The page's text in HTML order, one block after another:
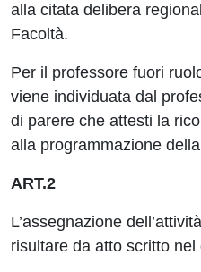
alla citata delibera
Facoltà.
Per il professore fuori
viene individuata dal
di parere che attesti la
alla programmazione
ART.2
L’assegnazione
risultare da atto scritto